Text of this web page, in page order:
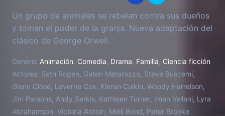
Un grupo de animales se rebelan contra sus dueños
y toman el poder de la granja. Nueva adaptación del
clásico de George Orwell.
Genero: Animación Comedia Drama Familia Ciencia ficción
Actores: Seth Rogen, Gaten Matarazzo, Steve Buscemi,
Glenn Close, Laverne Cox, Kieran Culkin, Woody Harrelson,
Jim Parsons, Andy Serkis, Kathleen Turner, Iman Vellani, Lyra
Abrahamson, Victoria Ardoin, Melli Bond, Peter Brooke